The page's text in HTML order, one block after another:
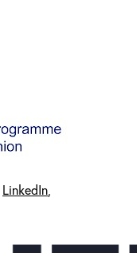
LinkedIn